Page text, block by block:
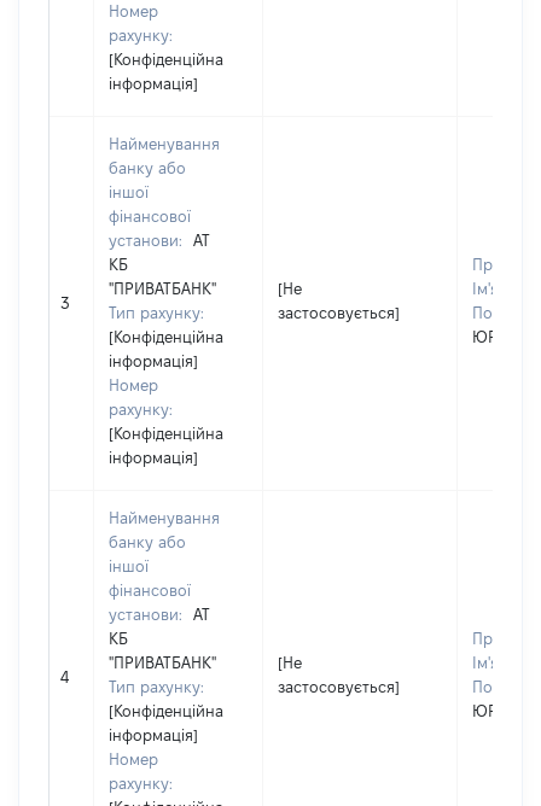
Номер
рахунку:
[Конфіденційна
інформація]
3
Найменування
банку або
іншої
фінансової
установи:
АТ
КБ
"ПРИВАТБАНК"
Тип рахунку:
[Конфіденційна
інформація]
Номер
рахунку:
[Конфіденційна
інформація]
[Не
застосовується]
Ім'я:
По
ЮРІЇВНА
4
Найменування
банку або
іншої
фінансової
установи:
АТ
КБ
"ПРИВАТБАНК"
Тип рахунку:
[Конфіденційна
інформація]
Номер
рахунку:
[Не
застосовується]
Ім'я:
По
ЮРІЇВНА